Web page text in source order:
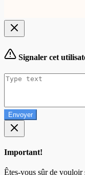
Signaler cet
Envoyer
Important!
Êtes-vous sûr de